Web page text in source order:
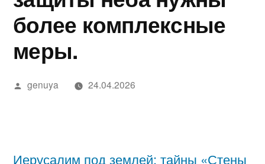
נחש
—
בישראל
2025in
Israel…
בדיקה
מקצועית
в
Google»
מידע,
מודעות
ואבחון
בחיפה
более комплексные
меры.
Написано
genuya 24.04.2026
Иерусалим под землей: тайны «Стены